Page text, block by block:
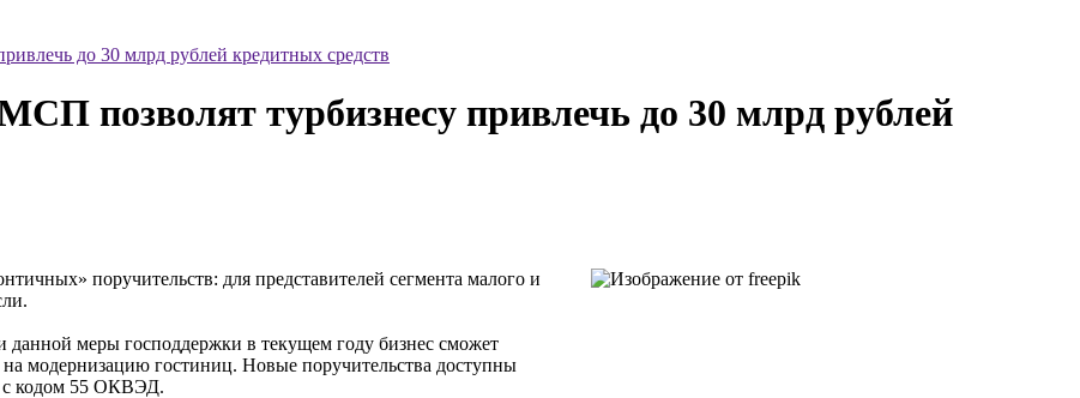
до 30 млрд рублей кредитных средств
позволят турбизнесу привлечь до 30 млрд рублей
поручительств: для представителей сегмента малого и
меры господдержки в текущем году бизнес сможет
модернизацию гостиниц. Новые поручительства доступны
с кодом 55 ОКВЭД.